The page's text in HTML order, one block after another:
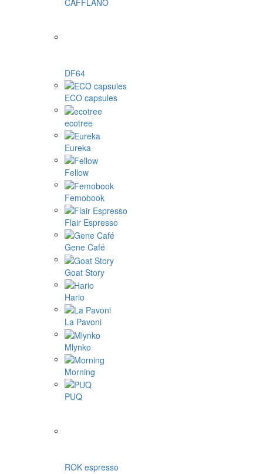
DF64
ECO capsules
ecotree
Eureka
Fellow
Femobook
Flair Espresso
Gene Café
Goat Story
Hario
La Pavoni
Mlynko
Morning
PUQ
ROK espresso